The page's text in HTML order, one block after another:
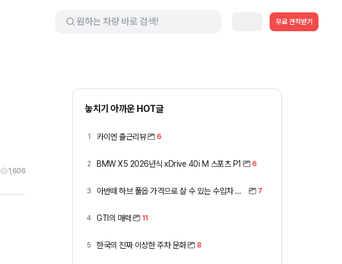
무료 견적받기
1,606
놓치기 아까운 HOT글
1 카이엔 출근리뷰 6
2 BMW X5 2026년식 xDrive 40i M 스포츠 P1 6
3 아반떼 하브 풀옵 가격으로 살 수 있는 수입차 모아봤습니다 (중고 포함) 7
4 GTI의 매력 11
5 한국의 진짜 이상한 주차 문화 8